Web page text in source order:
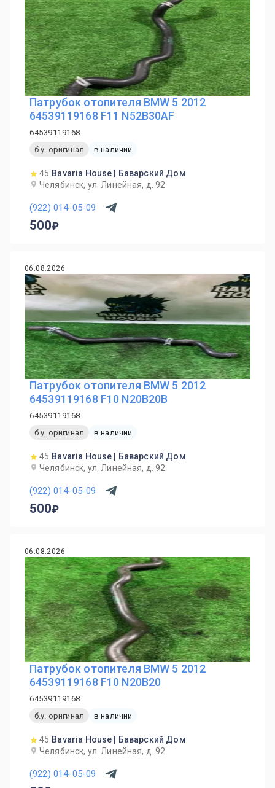
Патрубок отопителя BMW 5 2012
64539119168 F11 N52B30AF
64539119168
б.у. оригинал
в наличии
45 Bavaria House | Баварский Дом
Челябинск, ул. Линейная, д. 92
(922) 014-05-09
500
06.08.2026
Патрубок отопителя BMW 5 2012
64539119168 F10 N20B20B
64539119168
б.у. оригинал
в наличии
45 Bavaria House | Баварский Дом
Челябинск, ул. Линейная, д. 92
(922) 014-05-09
500
06.08.2026
Патрубок отопителя BMW 5 2012
64539119168 F10 N20B20
64539119168
б.у. оригинал
в наличии
45 Bavaria House | Баварский Дом
Челябинск, ул. Линейная, д. 92
(922) 014-05-09